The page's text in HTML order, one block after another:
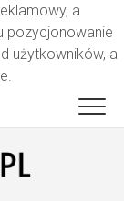
a
pozycjonowanie
użytkowników, a